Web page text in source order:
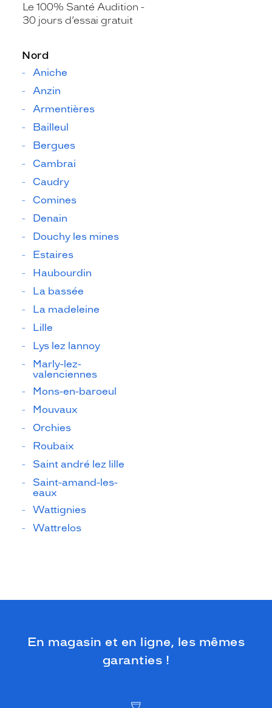
Le 100% Santé Audition
30 jours d’essai gratuit
Nord
Aniche
Anzin
Armentières
Bailleul
Bergues
Cambrai
Caudry
Comines
Denain
Douchy les mines
Estaires
Haubourdin
La bassée
La madeleine
Lille
Lys lez lannoy
Marly-lez-
valenciennes
Mons-en-baroeul
Mouvaux
Orchies
Roubaix
Saint andré lez lille
Saint-amand-les-
eaux
Wattignies
Wattrelos
En magasin et en ligne, les mêmes
garanties !